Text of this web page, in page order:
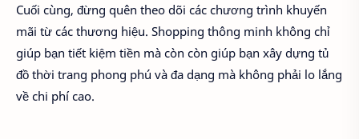
Cuối cùng, đừng quên theo dõi các chương trình khuyến
mãi từ các thương hiệu. Shopping thông minh không chỉ
giúp bạn tiết kiệm tiền mà còn còn giúp bạn xây dựng tủ
đồ thời trang phong phú và đa dạng mà không phải lo lắng
về chi phí cao.